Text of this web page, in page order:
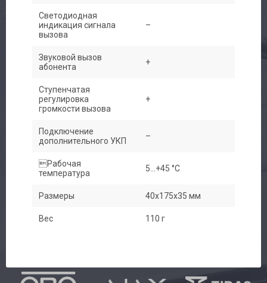
Светодиодная
индикация сигнала
вызова
–
Звуковой вызов
абонента
+
Ступенчатая
регулировка
громкости вызова
+
Подключение
дополнительного УКП
–
Рабочая
температура
5...+45 °C
Размеры 40x175x35 мм
Вес 110 г